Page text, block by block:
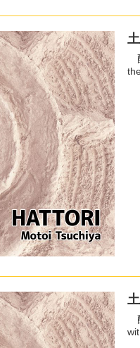
配信サ
配信サ